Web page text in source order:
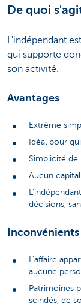
De quoi
L'indépendant
qui supporte
son activité.
Avantages
Extrême
Idéal pour
Simplicité de
Aucun
décisions,
Inconvénients
L'affaire
aucune
Patrimoines
scindés, de